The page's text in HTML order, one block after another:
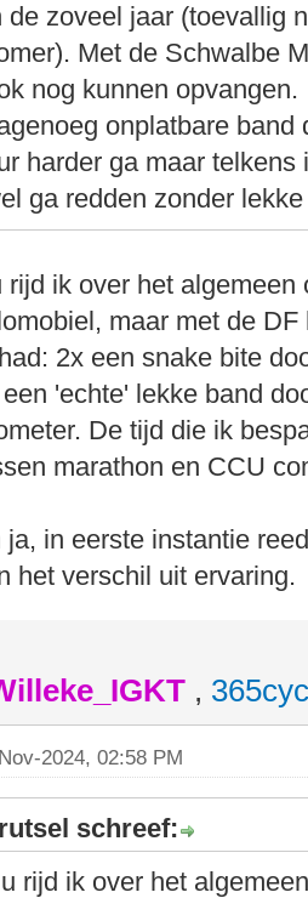
de zoveel jaar (toevallig
Met de Schwalbe
nog kunnen
onplatbare
harder ga maar
ga redden zonder
rijd ik over het
maar met de
2x een snake bite
'echte' lekke band
De tijd die ik
marathon en CCU
ja, in eerste instantie
het verschil uit ervaring.
,
2024, 02:58 PM
schreef:
rijd ik over het